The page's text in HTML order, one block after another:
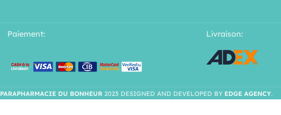
Paiement: Livraison:
PARAPHARMACIE DU BONHEUR 2023 DESIGNED AND DEVELOPED BY EDGE AGENCY.